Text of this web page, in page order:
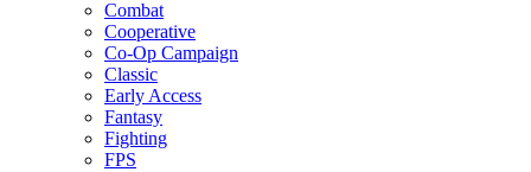
Combat
Cooperative
Co-Op Campaign
Classic
Early Access
Fantasy
Fighting
FPS